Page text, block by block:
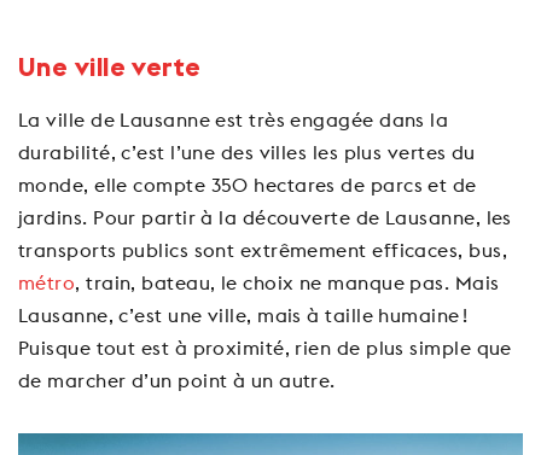
Une ville verte
La ville de Lausanne est très engagée dans la
durabilité, c’est l’une des villes les plus vertes du
monde, elle compte 350 hectares de parcs et de
jardins. Pour partir à la découverte de Lausanne, les
transports publics sont extrêmement efficaces, bus,
métro, train, bateau, le choix ne manque pas. Mais
Lausanne, c’est une ville, mais à taille humaine !
Puisque tout est à proximité, rien de plus simple que
de marcher d’un point à un autre.